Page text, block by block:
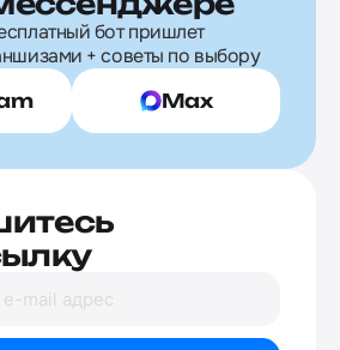
бот пришлет
+ советы по выбору
Max